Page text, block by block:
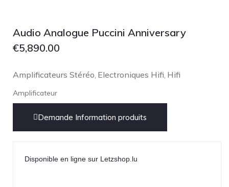
Audio Analogue Puccini Anniversary
€5,890.00
Amplificateurs Stéréo Electroniques Hifi Hifi
Amplificateur
Demande Information produits
Disponible en ligne sur Letzshop.lu